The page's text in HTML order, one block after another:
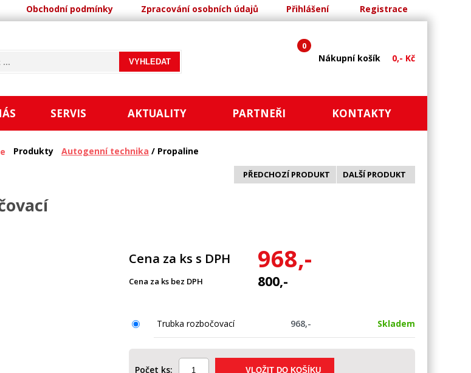
Obchodní podmínky Zpracování osobních údajů Přihlášení Registrace
Nákupní košík 0,- Kč
0
SERVIS AKTUALITY PARTNEŘI KONTAKTY
Produkty Autogenní technika / Propaline
DALŠÍ PRODUKT
PŘEDCHOZÍ PRODUKT
Cena za ks s DPH 968,-
Cena za ks bez DPH 800,-
Trubka rozbočovací 968,- Skladem
Počet ks: